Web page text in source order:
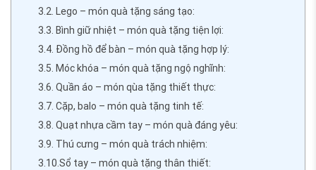
3.2. Lego – món quà tặng sáng tạo:
3.3. Bình giữ nhiệt – món quà tặng tiện lợi:
3.4. Đồng hồ để bàn – món quà tặng hợp lý:
3.5. Móc khóa – món quà tặng ngộ nghĩnh:
3.6. Quần áo – món qùa tặng thiết thực:
3.7. Cặp, balo – món quà tặng tinh tế:
3.8. Quạt nhựa cầm tay – món quà đáng yêu:
3.9. Thú cưng – món quà trách nhiệm:
3.10.Sổ tay – món quà tặng thân thiết: